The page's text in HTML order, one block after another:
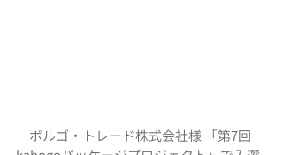
ボルゴ・トレード株式会社様 「第7回